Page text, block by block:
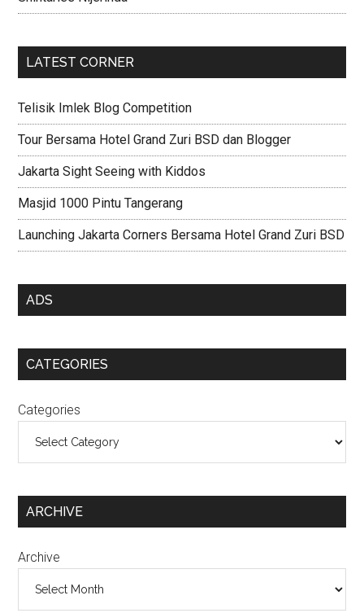
LATEST CORNER
Telisik Imlek Blog Competition
Tour Bersama Hotel Grand Zuri BSD dan Blogger
Jakarta Sight Seeing with Kiddos
Masjid 1000 Pintu Tangerang
Launching Jakarta Corners Bersama Hotel Grand Zuri BSD
ADS
CATEGORIES
Categories
ARCHIVE
Archive